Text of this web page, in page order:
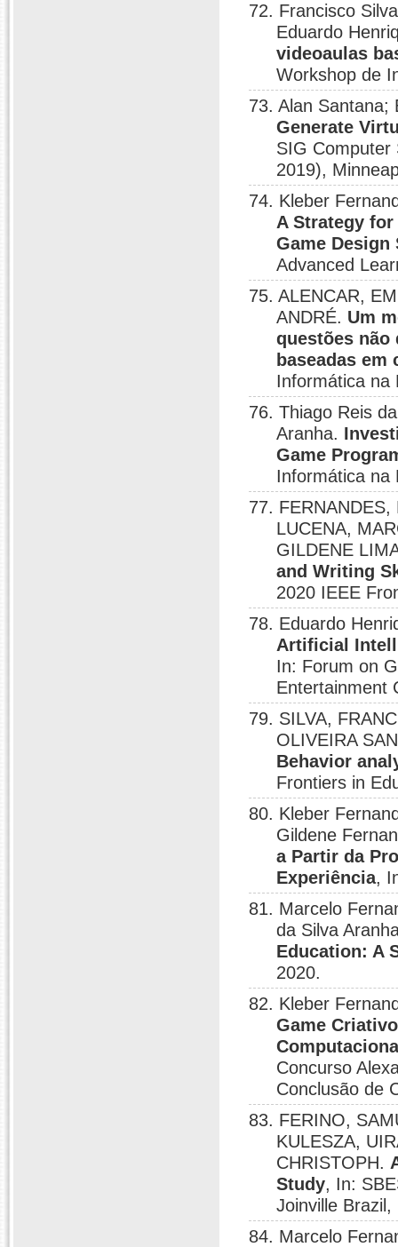
72. Francisco
Eduardo
videoaulas
Workshop de
73. Alan
Generate
SIG Computer
2019),
74. Kleber
A Strategy
Game
Advanced
75. ALENCAR,
ANDRÉ. Um
questões
baseadas em
Informática na
76. Thiago Reis
Aranha.
Game
Informática na
77. FERNANDES,
LUCENA,
GILDENE
and Writing
2020 IEEE
78. Eduardo
Artificial
In: Forum on
Entertainment
79. SILVA,
OLIVEIRA
Behavior
Frontiers in
80. Kleber
Gildene
a Partir da
Experiência,
81. Marcelo
da Silva
Education: A
2020.
82. Kleber
Game
Concurso
Conclusão de
83. FERINO,
KULESZA,
CHRISTOPH.
Study, In:
Joinville Brazil,
84. Marcelo